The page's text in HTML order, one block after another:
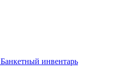
Банкетный инвентарь